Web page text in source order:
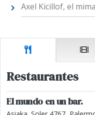
Axel Kicillof, el
Restaurantes
El mundo en un bar.